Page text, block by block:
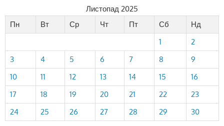
Листопад 2025
Пн
Вт Ср Чт Пт Сб
Нд
1
2
3
4 5 6 7 8
9
10
11 12 13 14 15
16
17
18 19 20 21 22
23
24
25 26 27 28 29 30